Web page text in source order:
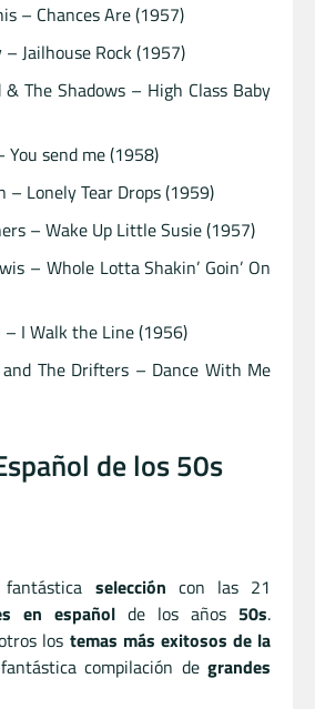
– Chances Are (1957)
– Jailhouse Rock (1957)
The Shadows – High Class Baby
You send me (1958)
– Lonely Tear Drops (1959)
– Wake Up Little Susie (1957)
– Whole Lotta Shakin’ Goin’ On
– I Walk the Line (1956)
and The Drifters – Dance With Me
de los 50s
selección con las 21
en español de los años 50s.
los temas más exitosos de la
compilación de grandes